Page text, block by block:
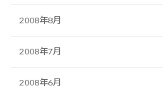
2008年8月
2008年7月
2008年6月